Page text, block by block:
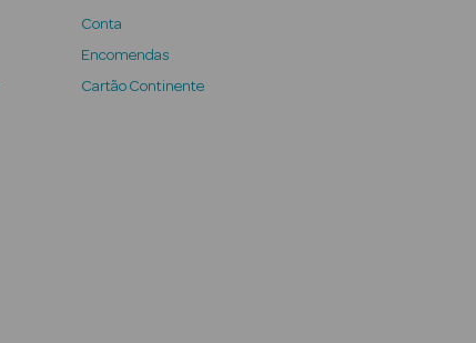
Conta
Encomendas
Cartão Continente